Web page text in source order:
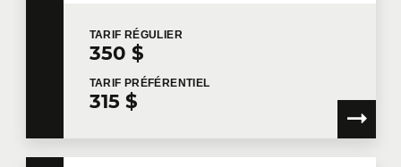
TARIF RÉGULIER
350 $
TARIF PRÉFÉRENTIEL
315 $